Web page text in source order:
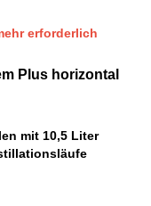
erforderlich
Plus horizontal
mit 10,5 Liter